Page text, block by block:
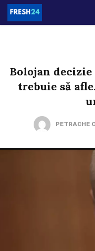
Bolojan
trebuie să
PETRACHE